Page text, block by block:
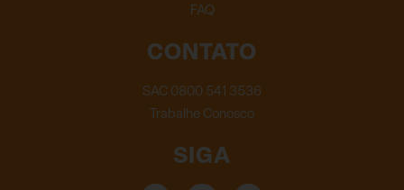
FAQ
CONTATO
SAC 0800 541 3536
Trabalhe Conosco
SIGA